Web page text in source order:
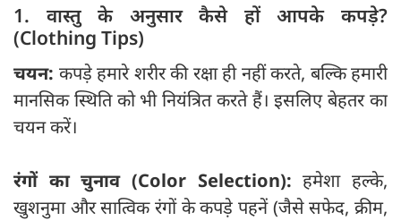
1. वास्तु के अनुसार कैसे हों आपके कपड़े?
(Clothing Tips)
चयन: कपड़े हमारे शरीर की रक्षा ही नहीं करते, बल्कि हमारी
मानसिक स्थिति को भी नियंत्रित करते हैं। इसलिए बेहतर का
चयन करें।
रंगों का चुनाव (Color Selection):हमेशा हल्के,
खुशनुमा और सात्विक रंगों के कपड़े पहनें (जैसे सफेद, क्रीम,